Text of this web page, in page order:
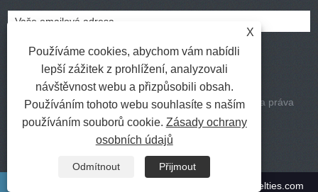
Copyright © 2021-2022 Chisa Group Limited všechna práva
vyhrazena
Odkazy|Sitemap|
Privacy Policy
X
Používáme cookies, abychom vám nabídli
lepší zážitek z prohlížení, analyzovali
návštěvnost webu a přizpůsobili obsah.
Používáním tohoto webu souhlasíte s naším
používáním souborů cookie. Zásady ochrany
osobních údajů
Odmítnout
Přijmout
info@chisa-novelties.com